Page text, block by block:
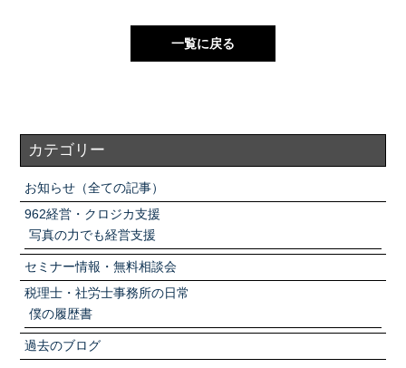
一覧に戻る
カテゴリー
お知らせ（全ての記事）
962経営・クロジカ支援
写真の力でも経営支援
セミナー情報・無料相談会
税理士・社労士事務所の日常
僕の履歴書
過去のブログ